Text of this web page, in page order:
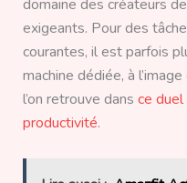
domaine des créateurs
exigeants. Pour des
courantes, il est parfois
machine dédiée, à
l’on retrouve dans ce duel
productivité.